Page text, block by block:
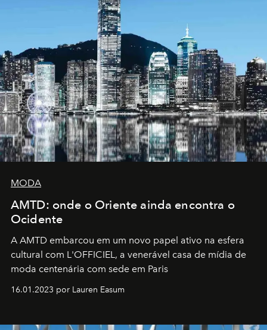
MODA
AMTD: onde o Oriente ainda encontra o
Ocidente
A AMTD embarcou em um novo papel ativo na esfera
cultural com L'OFFICIEL, a venerável casa de mídia de
moda centenária com sede em Paris
16.01.2023 por Lauren Easum